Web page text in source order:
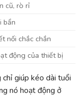
cũ, rò rỉ
bẩn
nối chắc chắn
động của thiết bị
giúp kéo dài tuổi
nó hoạt động ở